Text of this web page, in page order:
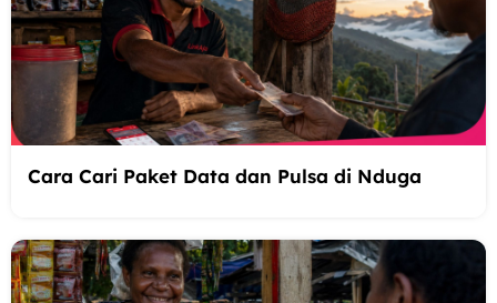
Cara Cari Paket Data dan Pulsa di Nduga